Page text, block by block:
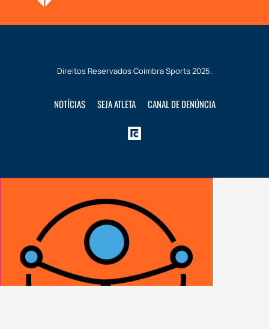
Direitos ReservadosCoimbra Sports2025.
NOTÍCIAS SEJA ATLETA CANAL DE DENÚNCIA